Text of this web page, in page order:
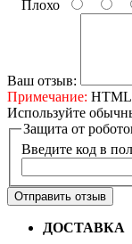
Плохо
Ваш отзыв:
Примечание: HTML
Используйте
Защита от
Введите код в
Отправить отзыв
ДОСТАВКА